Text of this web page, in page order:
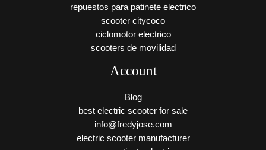
repuestos para patinete electrico
scooter citycoco
ciclomotor electrico
scooters de movilidad
Account
Blog
best electric scooter for sale
info@fredyjose.com
electric scooter manufacturer